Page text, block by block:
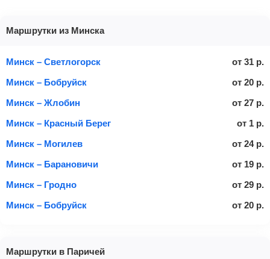
Маршрутки из Минска
Минск – Светлогорск от 31 р.
Минск – Бобруйск
от 20 р.
Минск – Жлобин
от 27 р.
Минск – Красный Берег
от 1 р.
Минск – Могилев
от 24 р.
Минск – Барановичи
от 19 р.
Минск – Гродно
от 29 р.
Минск – Бобруйск
от 20 р.
Маршрутки в Паричей